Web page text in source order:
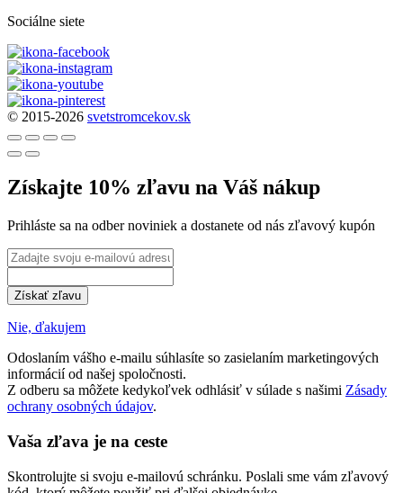
Sociálne siete
© 2015-2026 svetstromcekov.sk
Získajte 10% zľavu na Váš nákup
Prihláste sa na odber noviniek a dostanete od nás zľavový kupón
Získať zľavu
Nie, ďakujem
Odoslaním vášho e-mailu súhlasíte so zasielaním marketingových
informácií od našej spoločnosti.
Z odberu sa môžete kedykoľvek odhlásiť v súlade s našimi Zásady
ochrany osobných údajov.
Vaša zľava je na ceste
Skontrolujte si svoju e-mailovú schránku. Poslali sme vám zľavový